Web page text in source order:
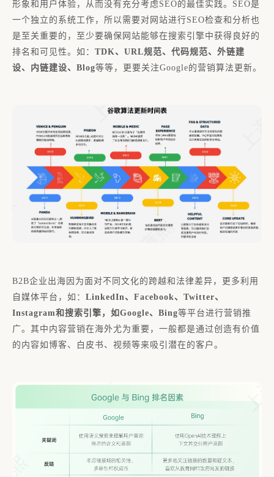
形象和用户体验，从而没有充分考虑SEO的最佳实践。SEO是
一个独立的系统工作，所以需要对 网站进行SEO检查和分析也
是至关重要的，至少要确保网站能够在搜索引擎中获得良好的
排名和可见性。如： TDK、URL规范、代码规范、外链建
设、内链建设、Blog等等，更要关注Google的营销算法更新。
B2B企业出海因为面对不同文化的跨越和法律差异，更多利用
自媒体平台，如： LinkedIn、Facebook、Twitter、
Instagram和搜索引擎，如Google、Bing等平台进行营销推
广。其中内容营销在海外尤为重要，一般都是通过创造有价值
的内容如博客、白皮书、视频等来吸引潜在的客户。